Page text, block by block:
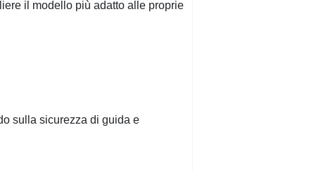
il modello più adatto alle proprie
sulla sicurezza di guida e